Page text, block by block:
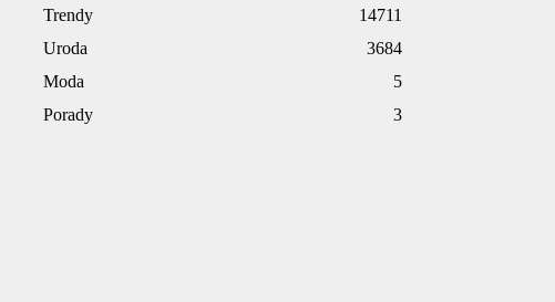
Trendy
14711
Uroda
3684
Moda
5
Porady
3